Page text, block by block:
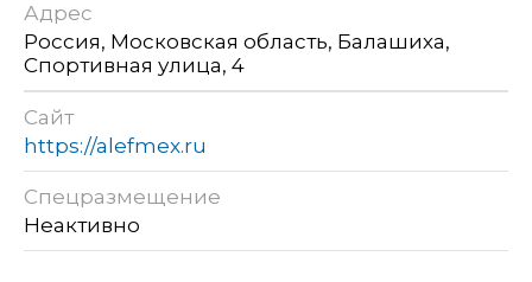
Адрес
Россия, Московская область, Балашиха,
Спортивная улица, 4
Сайт
https://alefmex.ru
Спецразмещение
Неактивно